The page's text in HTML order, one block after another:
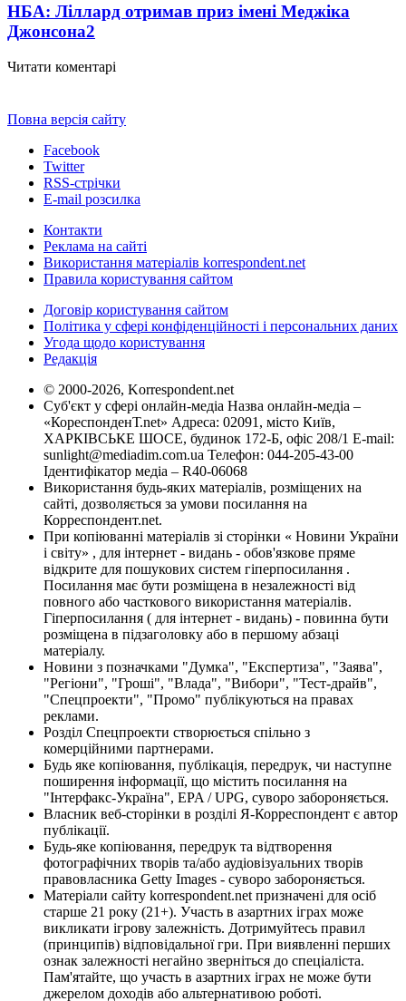
НБА: Ліллард отримав приз імені Меджіка
Джонсона2
Читати коментарі
Повна версія сайту
Facebook
Twitter
RSS-стрічки
E-mail розсилка
Контакти
Реклама на сайті
Використання матеріалів korrespondent.net
Правила користування сайтом
Договір користування сайтом
Політика у сфері конфіденційності і персональних даних
Угода щодо користування
Редакція
© 2000-2026, Korrespondent.net
Суб'єкт у сфері онлайн-медіа Назва онлайн-медіа –
«КореспонденТ.net» Адреса: 02091, місто Київ,
ХАРКІВСЬКЕ ШОСЕ, будинок 172-Б, офіс 208/1 E-mail:
sunlight@mediadim.com.ua Телефон: 044-205-43-00
Ідентифікатор медіа – R40-06068
Використання будь-яких матеріалів, розміщених на
сайті, дозволяється за умови посилання на
Корреспондент.net.
При копіюванні матеріалів зі сторінки « Новини України
і світу» , для інтернет - видань - обов'язкове пряме
відкрите для пошукових систем гіперпосилання .
Посилання має бути розміщена в незалежності від
повного або часткового використання матеріалів.
Гіперпосилання ( для інтернет - видань) - повинна бути
розміщена в підзаголовку або в першому абзаці
матеріалу.
Новини з позначками "Думка", "Експертиза", "Заява",
"Регіони", "Гроші", "Влада", "Вибори", "Тест-драйв",
"Спецпроекти", "Промо" публікуються на правах
реклами.
Розділ Спецпроекти створюється спільно з
комерційними партнерами.
Будь яке копіювання, публікація, передрук, чи наступне
поширення інформації, що містить посилання на
"Інтерфакс-Україна", EPA / UPG, суворо забороняється.
Власник веб-сторінки в розділі Я-Корреспондент є автор
публікації.
Будь-яке копіювання, передрук та відтворення
фотографічних творів та/або аудіовізуальних творів
правовласника Getty Images - суворо забороняється.
Матеріали сайту korrespondent.net призначені для осіб
старше 21 року (21+). Участь в азартних іграх може
викликати ігрову залежність. Дотримуйтесь правил
(принципів) відповідальної гри. При виявленні перших
ознак залежності негайно зверніться до спеціаліста.
Пам'ятайте, що участь в азартних іграх не може бути
джерелом доходів або альтернативою роботі.